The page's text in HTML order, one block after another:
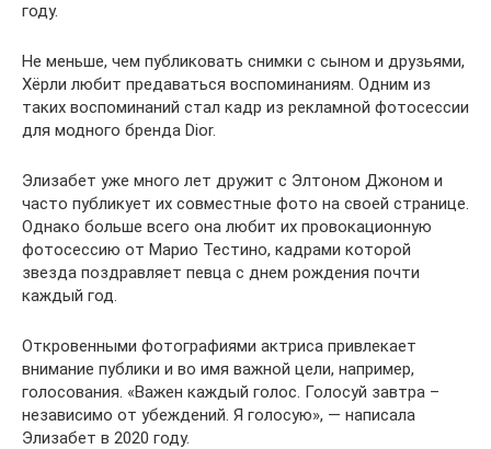
году.
Не меньше, чем публиковать снимки с сыном и друзьями,
Хёрли любит предаваться воспоминаниям. Одним из
таких воспоминаний стал кадр из рекламной фотосессии
для модного бренда Dior.
Элизабет уже много лет дружит с Элтоном Джоном и
часто публикует их совместные фото на своей странице.
Однако больше всего она любит их провокационную
фотосессию от Марио Тестино, кадрами которой
звезда поздравляет певца с днем рождения почти
каждый год.
Откровенными фотографиями актриса привлекает
внимание публики и во имя важной цели, например,
голосования. «Важен каждый голос. Голосуй завтра –
независимо от убеждений. Я голосую», — написала
Элизабет в 2020 году.